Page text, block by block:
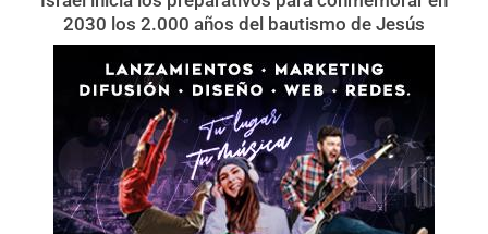
2030 los 2.000 años del bautismo de Jesús